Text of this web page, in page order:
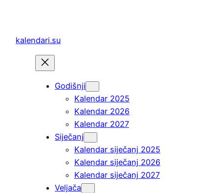
sadržaja
kalendari.su
Godišnji
Kalendar 2025
Kalendar 2026
Kalendar 2027
Siječanj
Kalendar siječanj 2025
Kalendar siječanj 2026
Kalendar siječanj 2027
Veljača